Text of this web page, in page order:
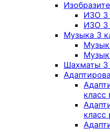
ИЗО 3
ИЗО 3
Музыка 3
Шахматы 3
класс
класс